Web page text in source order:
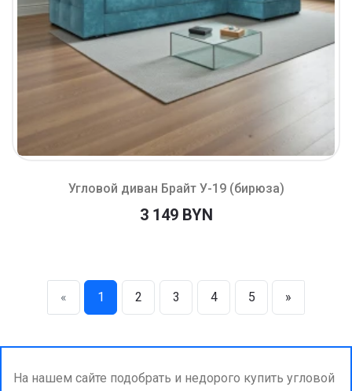
Угловой диван Брайт У-19 (бирюза)
3 149 BYN
« 1 2 3 4 5 »
На нашем сайте подобрать и недорого купить угловой